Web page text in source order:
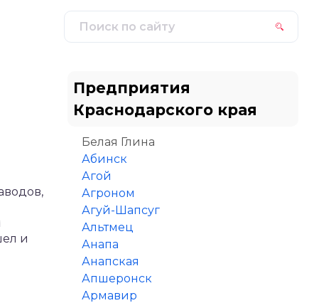
и
Предприятия
Краснодарского края
Белая Глина
Абинск
Агой
Агроном
Агуй-Шапсуг
Альтмец
Анапа
Анапская
Апшеронск
Армавир